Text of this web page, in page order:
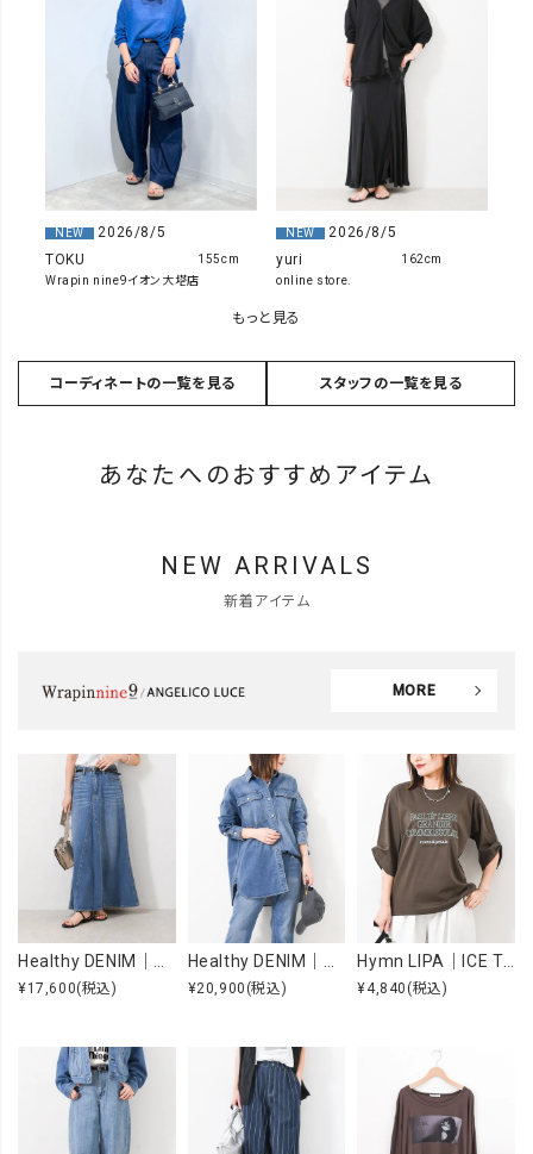
NEW
2026/8/5
TOKU
Wrapin nine9イオン大塔店
155cm
NEW
2026/8/5
yuri
online store.
162cm
もっと見る
コーディネートの一覧を見る スタッフの一覧を見る
あなたへのおすすめアイテム
NEW ARRIVALS
新着アイテム
MORE
Healthy DENIM｜Apricot [[H68205003 Apricot]][F]
¥17,600(税込)
Healthy DENIM｜Almond [[H68967803 Almond]][F]
¥20,900 (税込)
Hymn LIPA｜ICE TOUCH 刺繍ロゴT [[WTS7203]][F]
¥4,840 (税込)